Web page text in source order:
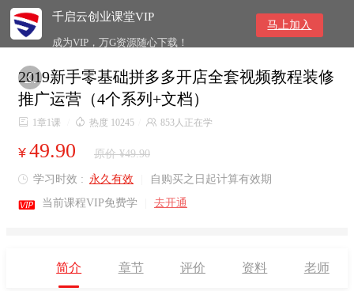
千启云创业课堂VIP
成为VIP，万G资源随心下载！
马上加入

2019新手零基础拼多多开店全套视频教程装修
推广运营（4个系列+文档）
 1章1课  热度 10245  853人正在学
¥ 49.90 原价 ¥49.90
 学习时效 : 永久有效 自购买之日起计算有效期
 当前课程VIP免费学 去开通
简介 章节 评价 资料 老师